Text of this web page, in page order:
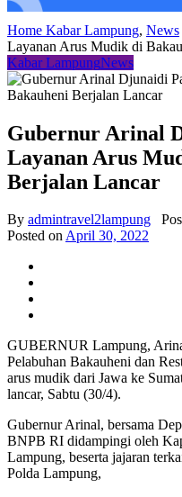
Home Kabar Lampung, News
Layanan Arus Mudik di
Kabar LampungNews
Gubernur Arinal
Layanan Arus
Berjalan Lancar
By admintravel2lampung
Posted onApril 30, 2022
GUBERNUR Lampung,
Pelabuhan Bakauheni dan
arus mudik dari Jawa ke
lancar, Sabtu (30/4).
Gubernur Arinal, bersama
BNPB RI didampingi oleh
Lampung, beserta jajaran
Polda Lampung,